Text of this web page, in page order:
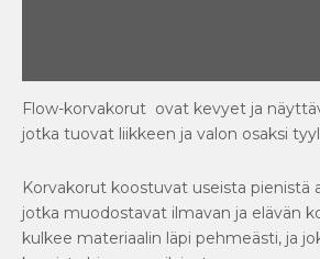
Flow-korvakorut ovat kevyet ja
jotka tuovat liikkeen ja valon osaksi
Korvakorut koostuvat useista pienistä
jotka muodostavat ilmavan ja elävän
kulkee materiaalin läpi pehmeästi, ja